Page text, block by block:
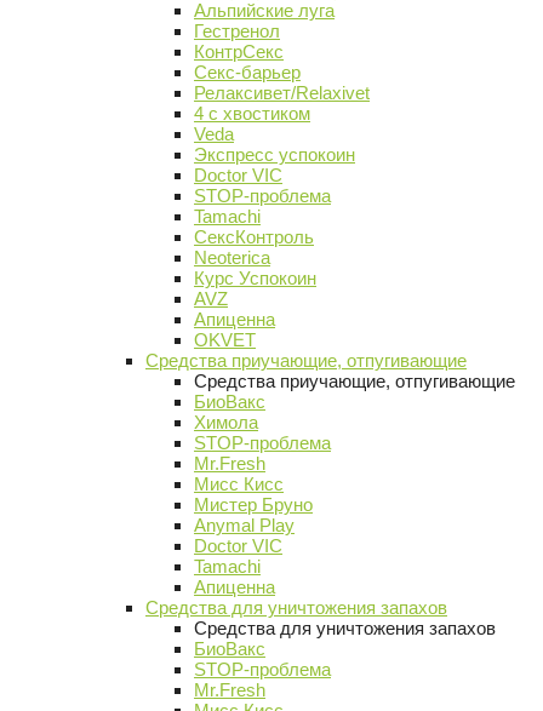
Альпийские луга
Гестренол
КонтрСекс
Секс-барьер
Релаксивет/Relaxivet
4 с хвостиком
Veda
Экспресс успокоин
Doctor VIC
STOP-проблема
Tamachi
СексКонтроль
Neoterica
Курс Успокоин
AVZ
Апиценна
OKVET
Средства приучающие, отпугивающие
Средства приучающие, отпугивающие
БиоВакс
Химола
STOP-проблема
Mr.Fresh
Мисс Кисс
Мистер Бруно
Anymal Play
Doctor VIC
Tamachi
Апиценна
Средства для уничтожения запахов
Средства для уничтожения запахов
БиоВакс
STOP-проблема
Mr.Fresh